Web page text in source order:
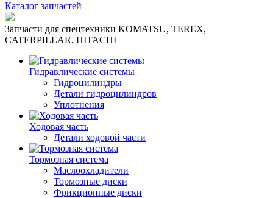
Каталог запчастей
Запчасти для спецтехники KOMATSU, TEREX,
CATERPILLAR, HITACHI
Гидравлические системы
Гидроцилиндры
Детали гидроцилиндров
Уплотнения
Ходовая часть
Детали ходовой части
Тормозная система
Маслоохладители
Тормозные диски
Фрикционные диски